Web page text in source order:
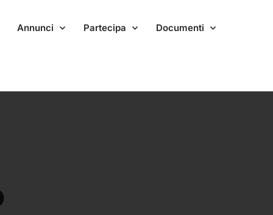
Annunci Partecipa Documenti